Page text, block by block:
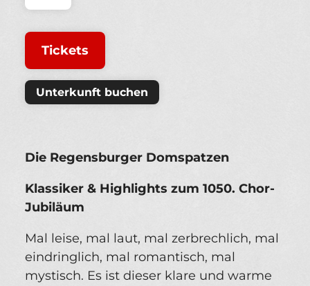
Tickets
Unterkunft buchen
Die Regensburger Domspatzen
Klassiker & Highlights zum 1050. Chor-
Jubiläum
Mal leise, mal laut, mal zerbrechlich, mal
eindringlich, mal romantisch, mal
mystisch. Es ist dieser klare und warme